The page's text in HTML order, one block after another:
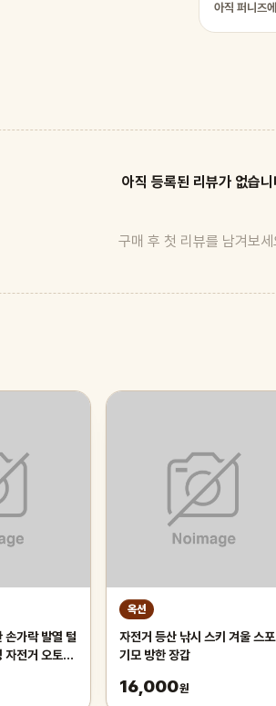
아직 퍼니즈
아직 등록된 리뷰가 없습
구매 후 첫 리뷰를 남겨보세
손가락 발열 털
자전거 오토바
옥션
자전거 등산 낚시 스키 겨울 스
기모 방한 장갑
16,000원